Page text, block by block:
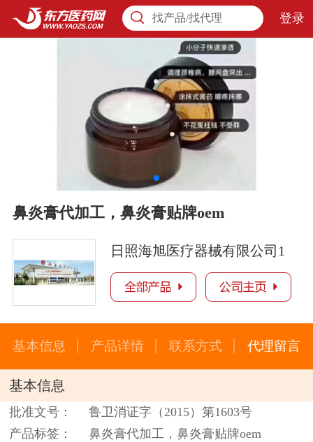
找产品/找代理 登录
鼻炎膏代加工，鼻炎膏贴牌oem
日照海旭医疗器械有限公司1
基本信息 产品详情 联系方式 代理留言
基本信息
批准文号：
鲁卫消证字（2015）第1603号
产品标签：
鼻炎膏代加工，鼻炎膏贴牌oem